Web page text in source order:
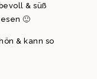
& süß
🙂
& kann so